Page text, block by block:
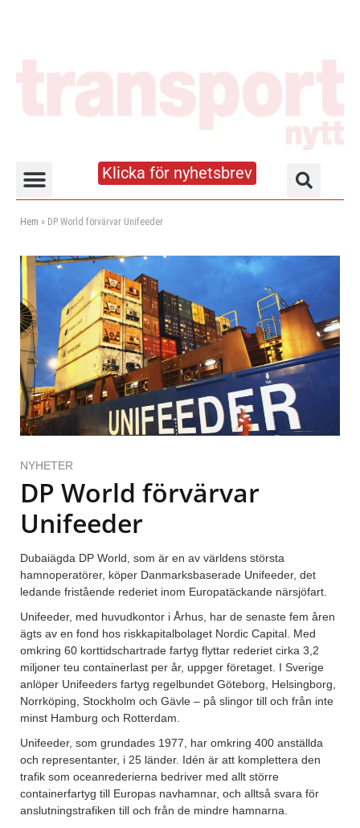
Klicka för nyhetsbrev
Hem » DP World förvärvar Unifeeder
NYHETER
DP World förvärvar
Unifeeder
Dubaiägda DP World, som är en av världens största
hamnoperatörer, köper Danmarksbaserade Unifeeder, det
ledande fristående rederiet inom Europatäckande närsjöfart.
Unifeeder, med huvudkontor i Århus, har de senaste fem åren
ägts av en fond hos riskkapitalbolaget Nordic Capital. Med
omkring 60 korttidschartrade fartyg flyttar rederiet cirka 3,2
miljoner teu containerlast per år, uppger företaget. I Sverige
anlöper Unifeeders fartyg regelbundet Göteborg, Helsingborg,
Norrköping, Stockholm och Gävle – på slingor till och från inte
minst Hamburg och Rotterdam.
Unifeeder, som grundades 1977, har omkring 400 anställda
och representanter, i 25 länder. Idén är att komplettera den
trafik som oceanrederierna bedriver med allt större
containerfartyg till Europas navhamnar, och alltså svara för
anslutningstrafiken till och från de mindre hamnarna.